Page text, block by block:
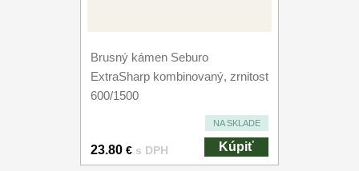
Brusný kámen Seburo
ExtraSharp kombinovaný, zrnitost
600/1500
NA SKLADE
23.80 € s DPH Kúpiť